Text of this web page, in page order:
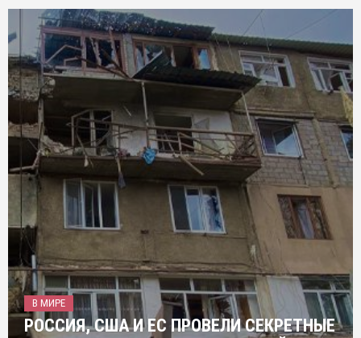
В МИРЕ
РОССИЯ, США И ЕС ПРОВЕЛИ СЕКРЕТНЫЕ